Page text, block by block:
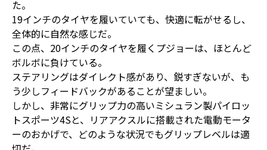
た。
19インチのタイヤを履いていても、快適に転がせるし、
全体的に自然な感じだ。
この点、20インチのタイヤを履くプジョーは、ほとんど
ボルボに負けている。
ステアリングはダイレクト感があり、鋭すぎないが、も
う少しフィードバックがあることが望ましい。
しかし、非常にグリップ力の高いミシュラン製パイロッ
トスポーツ4Sと、リアアクスルに搭載された電動モータ
ーのおかげで、どのような状況でもグリップレベルは適